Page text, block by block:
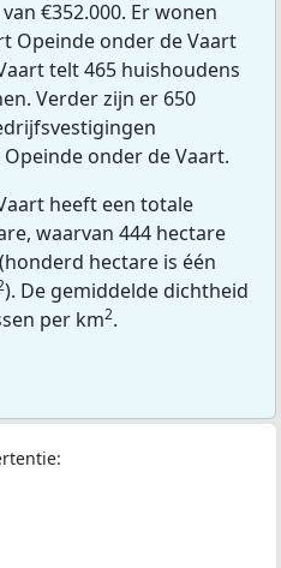
€352.000. Er wonen
Opeinde onder de Vaart
telt 465 huishoudens
Verder zijn er 650
onder de Vaart.
heeft een totale
waarvan 444 hectare
hectare is één
). De gemiddelde dichtheid
per km2.